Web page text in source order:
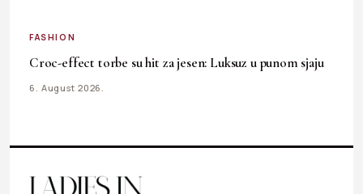
FASHION
Croc-effect torbe su hit za jesen: Luksuz u punom sjaju
6. August 2026.